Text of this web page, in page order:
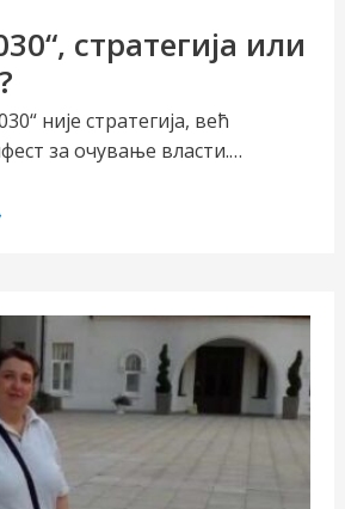
стратегија или
није стратегија, већ
за очување власти.…